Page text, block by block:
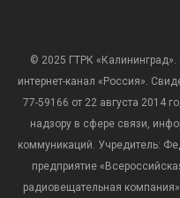
© 2025 ГТРК
интернет-канал «Россия».
77-59166 от 22 августа 2014
надзору в сфере связи,
коммуникаций. Учредитель:
предприятие
радиовещательная